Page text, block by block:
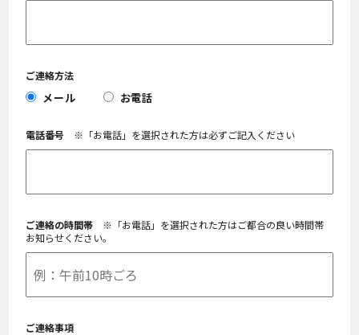
ご連絡方法
メール お電話
電話番号 ※「お電話」を選択された方は必ずご記入ください
ご連絡の時間帯 ※「お電話」を選択された方はご都合の良い時間帯
お知らせください。
ご連絡事項